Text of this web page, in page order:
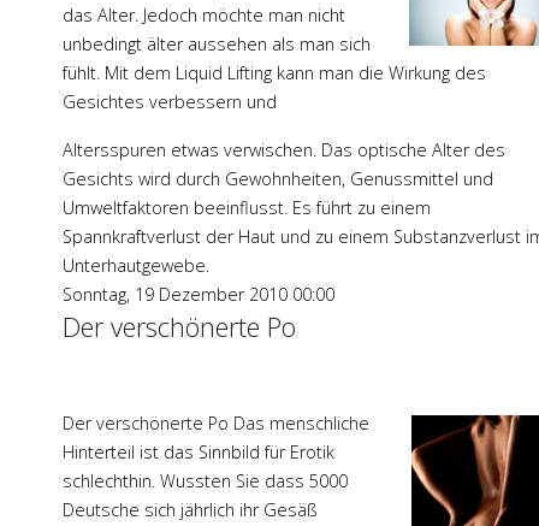
das Alter. Jedoch möchte man nicht
unbedingt älter aussehen als man sich
fühlt. Mit dem Liquid Lifting kann man die Wirkung des
Gesichtes verbessern und
Altersspuren etwas verwischen. Das optische Alter des
Gesichts wird durch Gewohnheiten, Genussmittel und
Umweltfaktoren beeinflusst. Es führt zu einem
Spannkraftverlust der Haut und zu einem Substanzverlust
Unterhautgewebe.
Sonntag, 19 Dezember 2010 00:00
Der verschönerte Po
Der verschönerte Po Das menschliche
Hinterteil ist das Sinnbild für Erotik
schlechthin. Wussten Sie dass 5000
Deutsche sich jährlich ihr Gesäß